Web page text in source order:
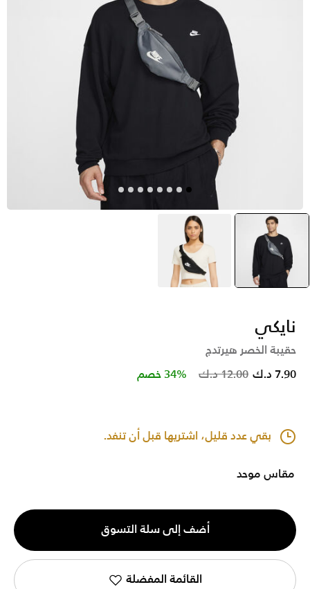
selected
رمادي أسود
نايكي
حقيبة الخصر هيرتدج
Price reduced from
12.00 د.ك to 7.90 د.ك 34% خصم
بقي عدد قليل، اشتريها قبل أن تنفد.
مقاس موحد
الكمية
1
أضف إلى سلة التسوق
القائمة المفضلة